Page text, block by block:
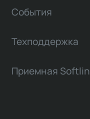
События
Техподдержка
Приемная